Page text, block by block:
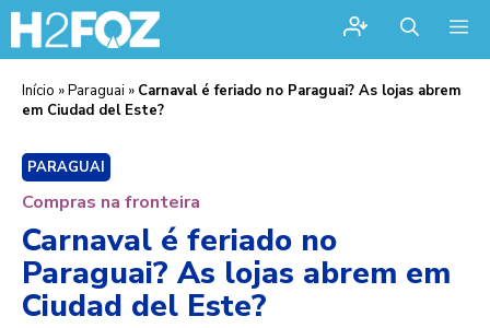
Início »Paraguai » Carnaval é feriado no Paraguai? As lojas abrem
em Ciudad del Este?
PARAGUAI
Compras na fronteira
Carnaval é feriado no
Paraguai? As lojas abrem em
Ciudad del Este?